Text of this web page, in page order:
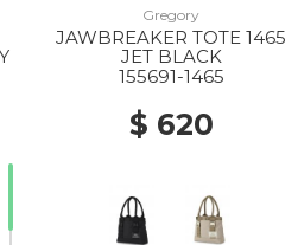
Gregory
JAWBREAKER TOTE 1465
JET BLACK
155691-1465
$ 620